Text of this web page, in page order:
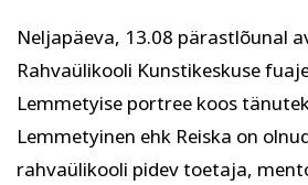
Projektid
Neljapäeva, 13.08 pärastlõunal
Rahvaülikooli Kunstikeskuse
Lemmetyise portree koos
Lemmetyinen ehk Reiska on
rahvaülikooli pidev toetaja,